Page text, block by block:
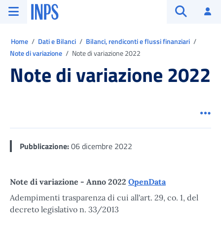
Vai al menu principale
Vai al contenuto principale
Vai al pie' di pagina
INPS ()
Home Dati e Bilanci
Bilanci, rendiconti e flussi finanziari
Note di variazione
Note di variazione 2022
Note di variazione 2022
Pubblicazione:06 dicembre 2022
Note di variazione - Anno 2022 OpenData
Adempimenti trasparenza di cui all'art. 29, co. 1, del
decreto legislativo n. 33/2013